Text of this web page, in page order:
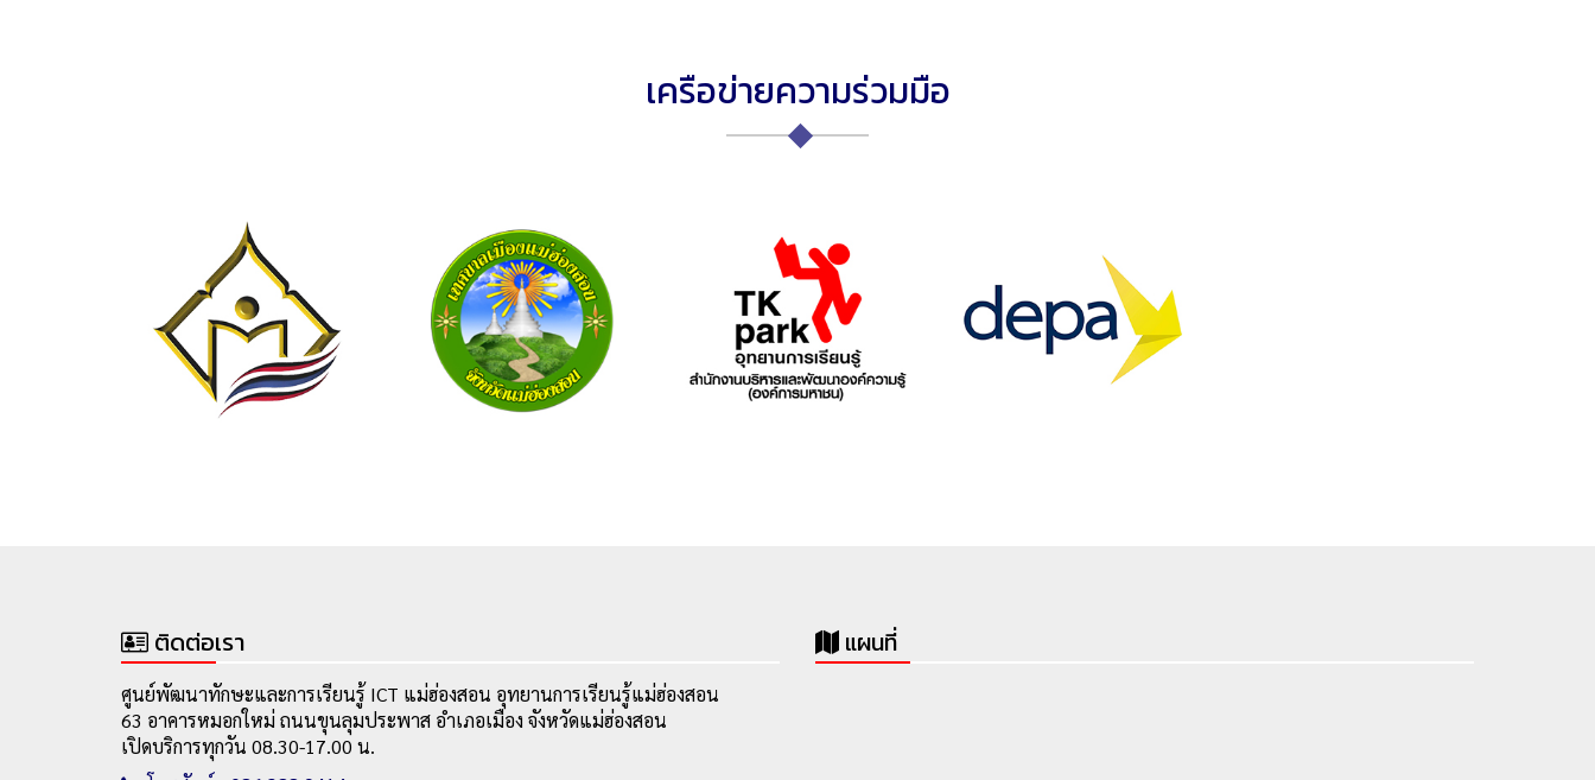
เครือข่ายความร่วมมือ
ติดต่อเรา
ศูนย์พัฒนาทักษะและการเรียนรู้ ICT แม่ฮ่องสอน อุทยานการเรียนรู้แม่ฮ่องสอน
63 อาคารหมอกใหม่ ถนนขุนลุมประพาส อำเภอเมือง จังหวัดแม่ฮ่องสอน
เปิดบริการทุกวัน 08.30-17.00 น.
แผนที่